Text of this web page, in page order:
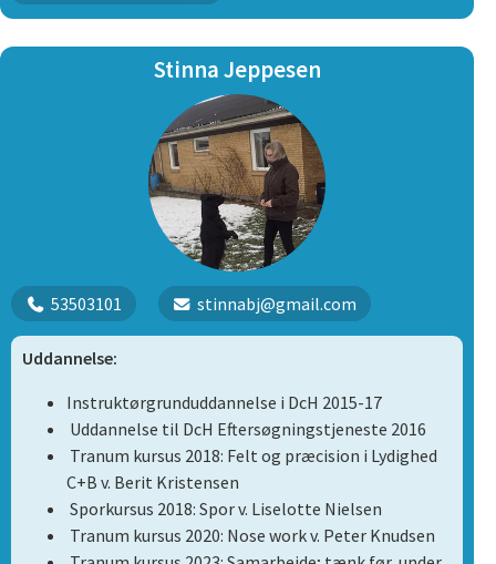
Stinna Jeppesen
53503101 stinnabj@gmail.com
Uddannelse:
Instruktørgrunduddannelse i DcH 2015-17
Uddannelse til DcH Eftersøgningstjeneste 2016
Tranum kursus 2018: Felt og præcision i Lydighed
C+B v. Berit Kristensen
Sporkursus 2018: Spor v. Liselotte Nielsen
Tranum kursus 2020: Nose work v. Peter Knudsen